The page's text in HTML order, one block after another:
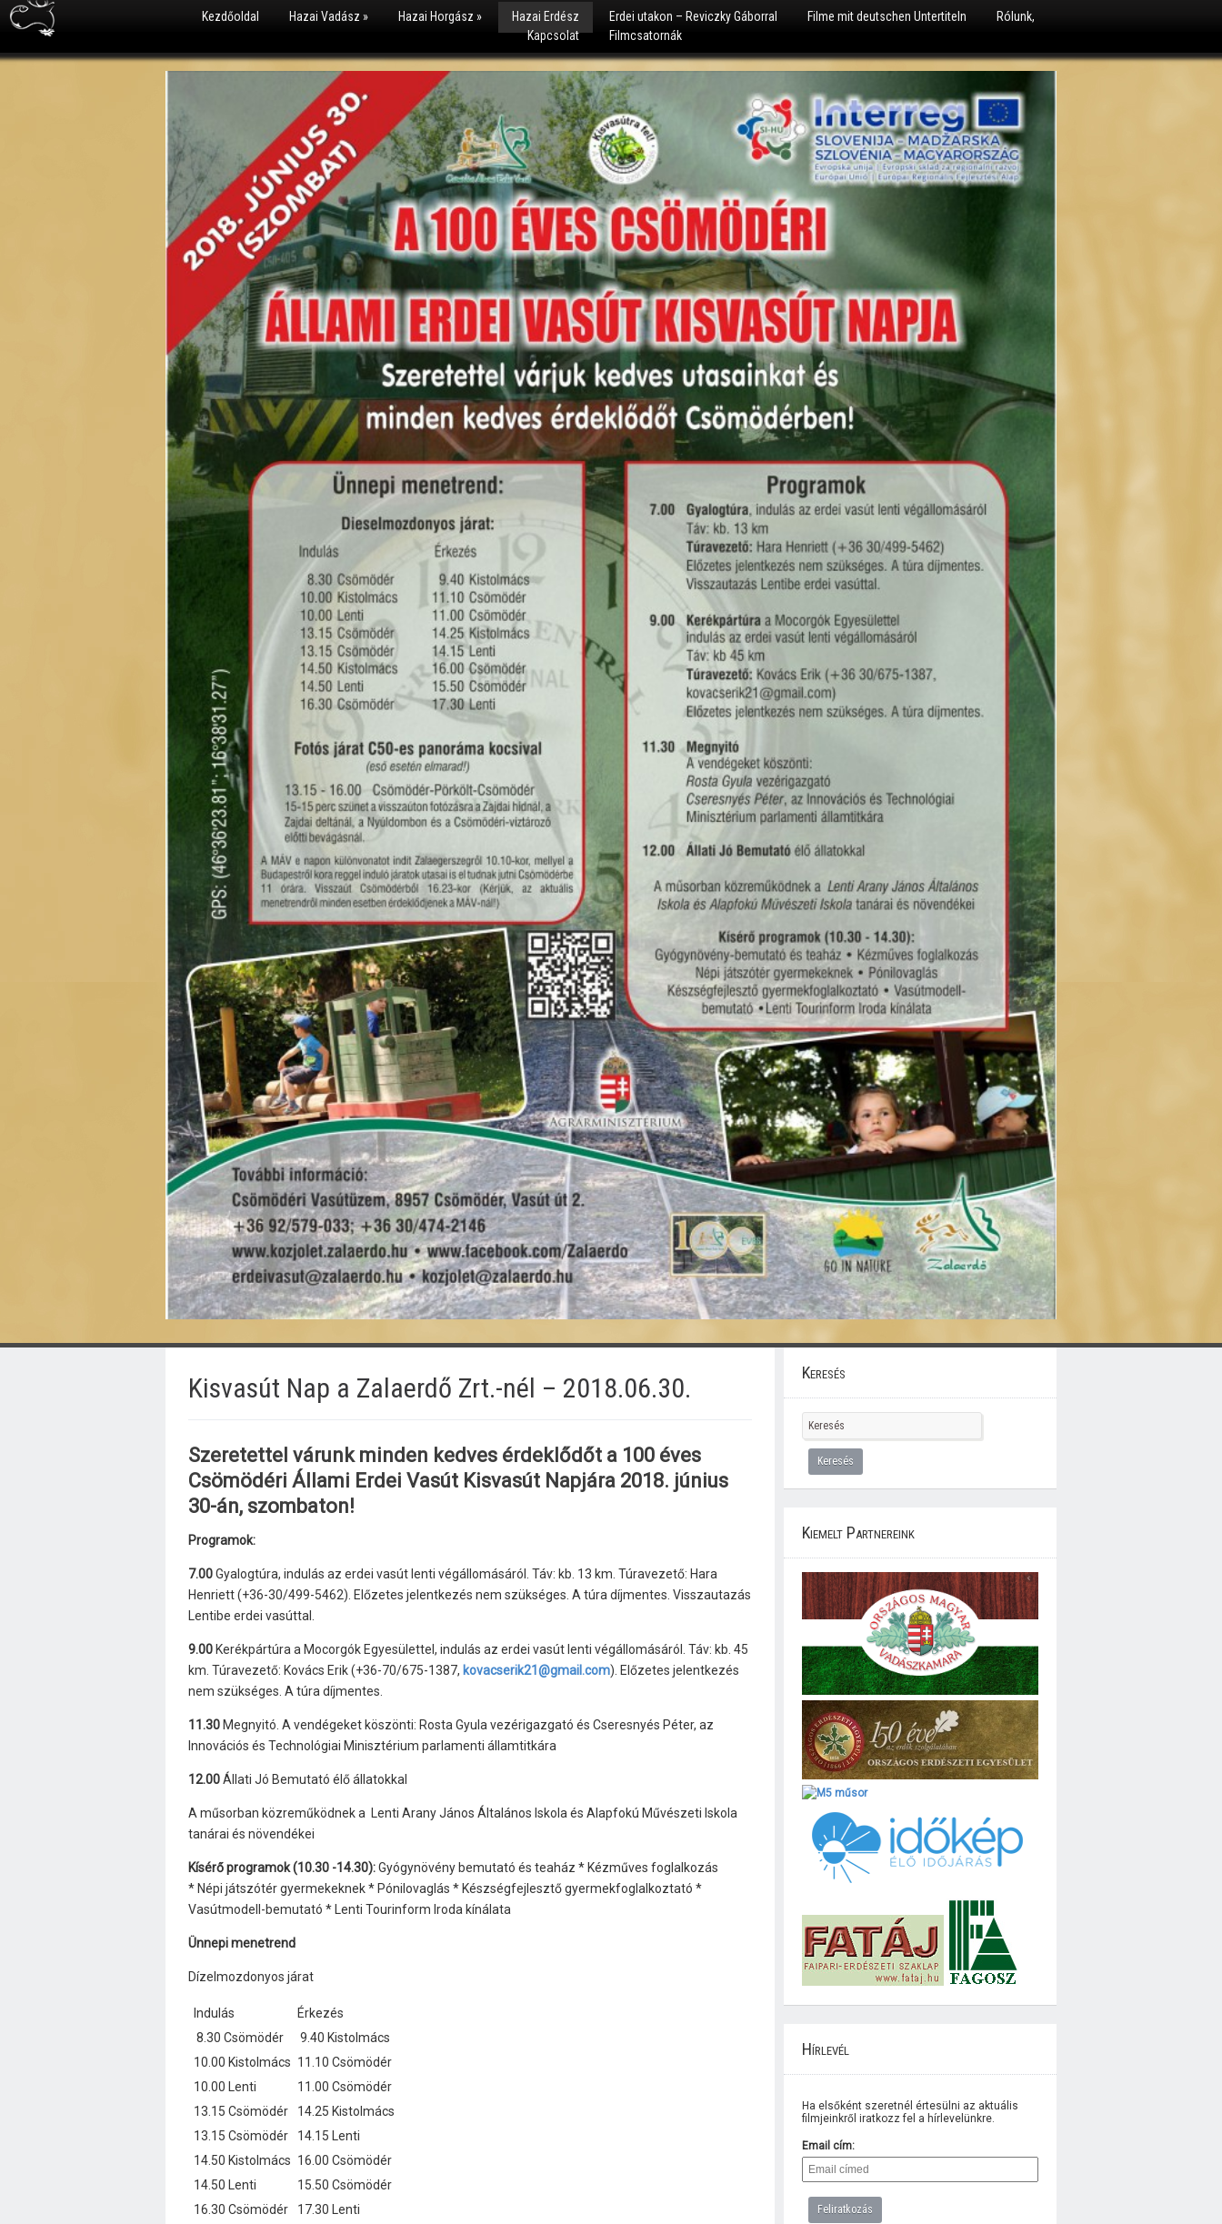
Kezdőoldal Hazai Vadász » Hazai Horgász » Hazai Erdész Erdei utakon – Reviczky Gáborral Filme mit deutschen Untertiteln
Rólunk,
Kapcsolat
Filmcsatornák
Kisvasút Nap a Zalaerdő Zrt.-nél – 2018.06.30.
Szeretettel várunk minden kedves érdeklődőt a 100 éves
Csömödéri Állami Erdei Vasút Kisvasút Napjára 2018. június
30-án, szombaton!
Programok:
7.00Gyalogtúra, indulás az erdei vasút lenti végállomásáról. Táv: kb. 13 km. Túravezető: Hara
Henriett (+36-30/499-5462). Előzetes jelentkezés nem szükséges. A túra díjmentes. Visszautazás
Lentibe erdei vasúttal.
9.00 Kerékpártúra a Mocorgók Egyesülettel, indulás az erdei vasút lenti végállomásáról. Táv: kb. 45
km. Túravezető: Kovács Erik (+36-70/675-1387, kovacserik21@gmail.com). Előzetes jelentkezés
nem szükséges. A túra díjmentes.
11.30 Megnyitó. A vendégeket köszönti: Rosta Gyula vezérigazgató és Cseresnyés Péter, az
Innovációs és Technológiai Minisztérium parlamenti államtitkára
12.00Állati Jó Bemutató élő állatokkal
A műsorban közreműködnek a Lenti Arany János Általános Iskola és Alapfokú Művészeti Iskola
tanárai és növendékei
Kísérő programok (10.30 -14.30):Gyógynövény bemutató és teaház * Kézműves foglalkozás
* Népi játszótér gyermekeknek * Pónilovaglás * Készségfejlesztő gyermekfoglalkoztató *
Vasútmodell-bemutató * Lenti Tourinform Iroda kínálata
Ünnepi menetrend
Dízelmozdonyos járat
Indulás
Érkezés
8.30 Csömödér
9.40 Kistolmács
10.00 Kistolmács 11.10 Csömödér
10.00 Lenti
11.00 Csömödér
13.15 Csömödér
14.25 Kistolmács
13.15 Csömödér
14.15 Lenti
14.50 Kistolmács 16.00 Csömödér
14.50 Lenti
15.50 Csömödér
16.30 Csömödér
17.30 Lenti
Keresés
Kiemelt Partnereink
Hírlevél
Ha elsőként szeretnél értesülni az aktuális
filmjeinkről iratkozz fel a hírlevelünkre.
Email cím: